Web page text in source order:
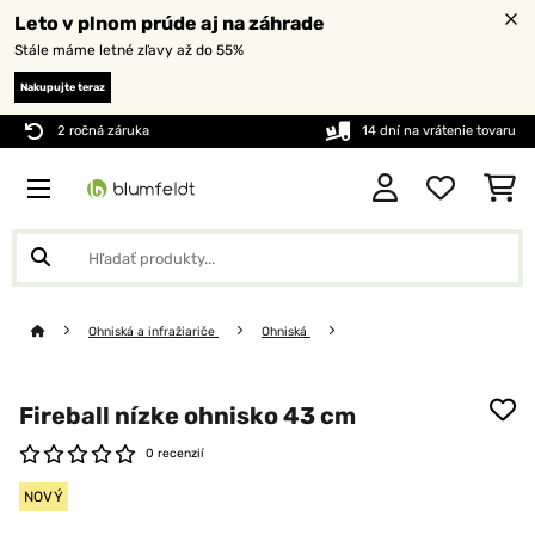
Leto v plnom prúde aj na záhrade
Stále máme letné zľavy až do 55%
Nakupujte teraz
2 ročná záruka 14 dní na vrátenie tovaru
Ohniská a infražiariče Ohniská
Fireball nízke ohnisko 43 cm
0 recenzií
NOVÝ